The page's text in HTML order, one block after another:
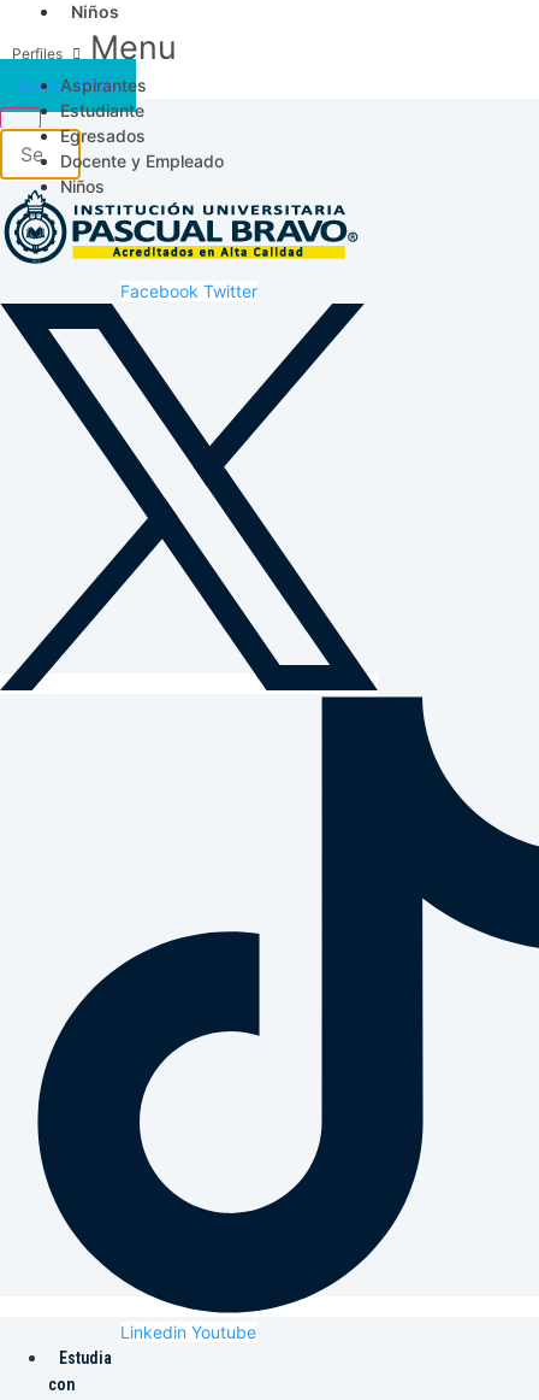
Niños
Menu
Aspirantes
Estudiante
Egresados
Docente y Empleado
Niños
Acceso SICAU
Facebook Twitter
Linkedin Youtube
Estudia
con